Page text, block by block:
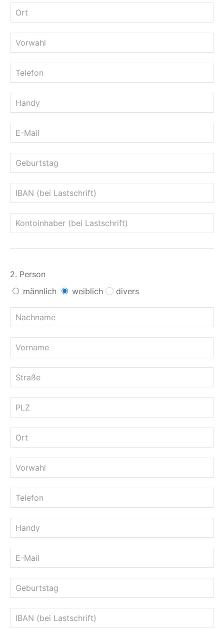
2. Person
männlich
weiblich divers